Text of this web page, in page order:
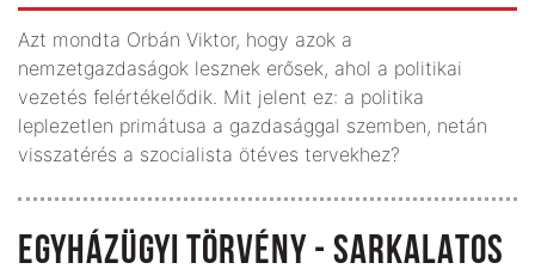
Azt mondta Orbán Viktor, hogy azok a
nemzetgazdaságok lesznek erősek, ahol a politikai
vezetés felértékelődik. Mit jelent ez: a politika
leplezetlen primátusa a gazdasággal szemben, netán
visszatérés a szocialista ötéves tervekhez?
EGYHÁZÜGYI TÖRVÉNY - SARKALATOS